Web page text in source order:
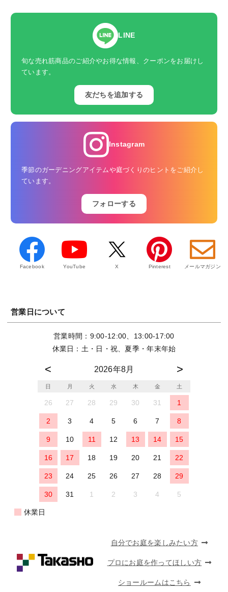
LINE
旬な売れ筋商品のご紹介やお得な情報、クーポンをお届けし
ています。
友だちを追加する
Instagram
季節のガーデニングアイテムや庭づくりのヒントをご紹介し
ています。
フォローする
Facebook YouTube X Pinterest メールマガジン
営業日について
営業時間：9:00-12:00、13:00-17:00
休業日：土・日・祝、夏季・年末年始
2026年8月
日 月 火 水 木 金 土
26 27 28 29 30 31 1
2 3 4 5 6 7 8
9 10 11 12 13 14 15
16 17 18 19 20 21 22
23 24 25 26 27 28 29
30 31 1 2 3 4 5
休業日
自分でお庭を楽しみたい方
プロにお庭を作ってほしい方
ショールームはこちら